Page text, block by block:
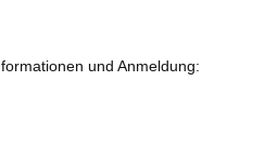
und Anmeldung: